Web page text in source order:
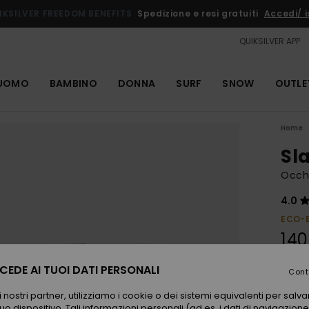
FREEDOM BENEFITS Spedizione e resi gratuiti Accedi/
QUIKSILVER APP
BAMBINO DONNA SURF SNOW
Home
4.0
ECO-
AI TUOI DATI PERSONALI
partner, utilizziamo i cookie o dei sistemi equivalenti per